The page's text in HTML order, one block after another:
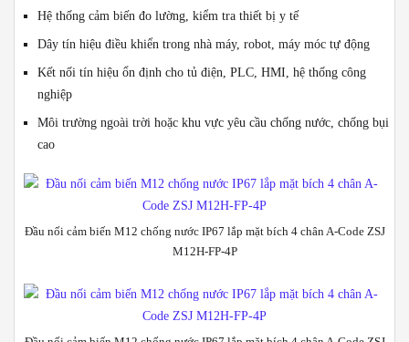
Hệ thống cảm biến đo lường, kiểm tra thiết bị y tế
Dây tín hiệu điều khiển trong nhà máy, robot, máy móc tự động
Kết nối tín hiệu ổn định cho tủ điện, PLC, HMI, hệ thống công
nghiệp
Môi trường ngoài trời hoặc khu vực yêu cầu chống nước, chống bụi
cao
Đầu nối cảm biến M12 chống nước IP67 lắp mặt bích 4 chân A-Code ZSJ
M12H-FP-4P